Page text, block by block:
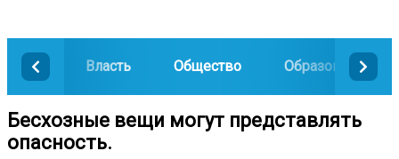
Власть Общество Образование
Бесхозные вещи могут представлять
опасность.